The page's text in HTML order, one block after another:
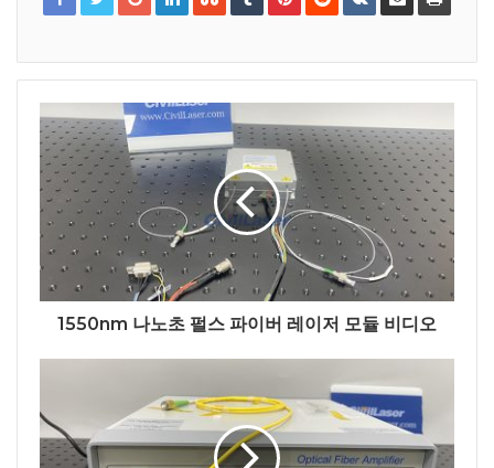
1550nm 나노초 펄스 파이버 레이저 모듈 비디오